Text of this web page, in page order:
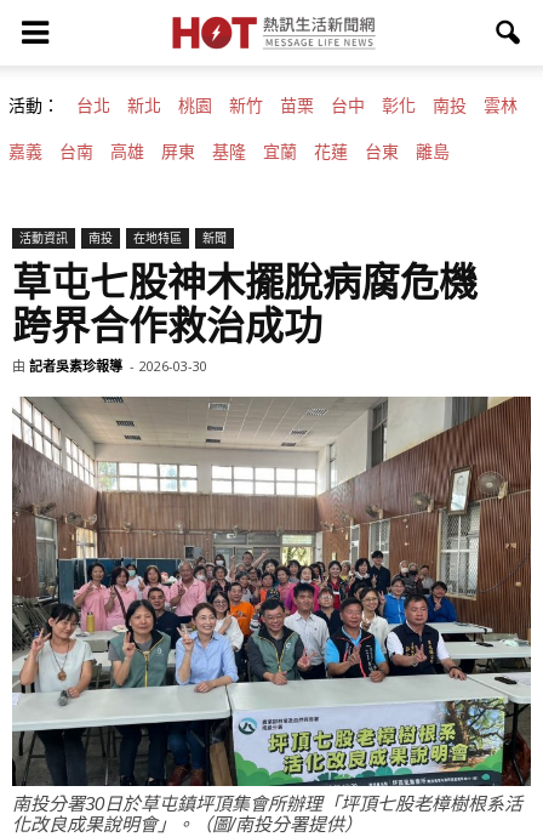
活動： 台北 新北 桃園 新竹 苗栗 台中 彰化 南投 雲林
嘉義 台南 高雄 屏東 基隆 宜蘭 花蓮 台東 離島
活動資訊 南投 在地特區 新聞
草屯七股神木擺脫病腐危機
跨界合作救治成功
由 記者吳素珍報導 - 2026-03-30
南投分署30日於草屯鎮坪頂集會所辦理「坪頂七股老樟樹根系活
化改良成果說明會」。（圖/南投分署提供）